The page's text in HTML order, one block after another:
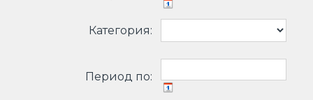
Категория:
Период по: